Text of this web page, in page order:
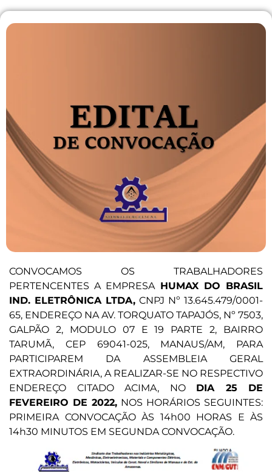
CONVOCAMOS OS TRABALHADORES
PERTENCENTES A EMPRESA HUMAX DO BRASIL
IND. ELETRÔNICA LTDA,CNPJ Nº 13.645.479/0001-
65, ENDEREÇO NA AV. TORQUATO TAPAJÓS, Nº 7503,
GALPÃO 2, MODULO 07 E 19 PARTE 2, BAIRRO
TARUMÃ, CEP 69041-025, MANAUS/AM, PARA
PARTICIPAREM DA ASSEMBLEIA GERAL
EXTRAORDINÁRIA, A REALIZAR-SE NO RESPECTIVO
ENDEREÇO CITADO ACIMA, NO DIA 25 DE
FEVEREIRO DE 2022, NOS HORÁRIOS SEGUINTES:
PRIMEIRA CONVOCAÇÃO ÀS 14h00 HORAS E ÀS
14h30 MINUTOS EM SEGUNDA CONVOCAÇÃO.